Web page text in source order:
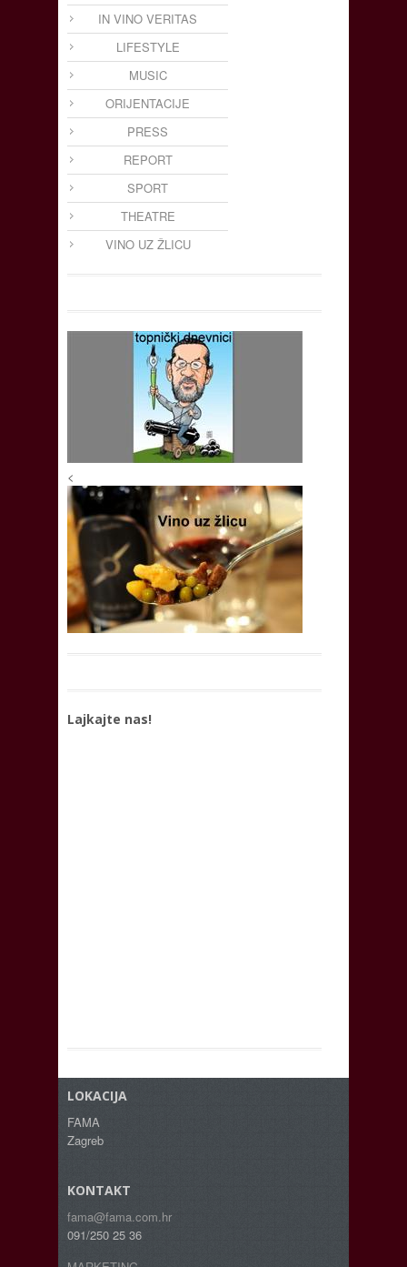
IN VINO VERITAS
LIFESTYLE
MUSIC
ORIJENTACIJE
PRESS
REPORT
SPORT
THEATRE
VINO UZ ŽLICU
<
Lajkajte nas!
LOKACIJA
FAMA
Zagreb
KONTAKT
fama@fama.com.hr
091/250 25 36